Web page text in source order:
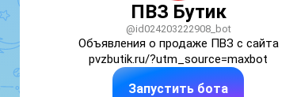
ПВЗ Бутик
@id024203222908_bot
Объявления о продаже ПВЗ с сайта
pvzbutik.ru/?utm_source=maxbot
Запустить бота